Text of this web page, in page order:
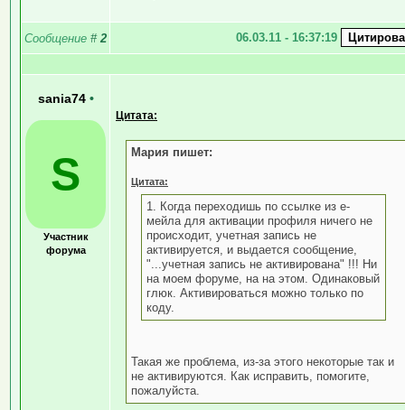
Сообщение # 2 06.03.11 - 16:37:19
sania74 •
S
Участник
форума
Цитата:
Мария пишет:
Цитата:
1. Когда переходишь по ссылке из е-
мейла для активации профиля ничего не
происходит, учетная запись не
активируется, и выдается сообщение,
"...учетная запись не активирована" !!! Ни
на моем форуме, на на этом. Одинаковый
глюк. Активироваться можно только по
коду.
Такая же проблема, из-за этого некоторые так и
не активируются. Как исправить, помогите,
пожалуйста.